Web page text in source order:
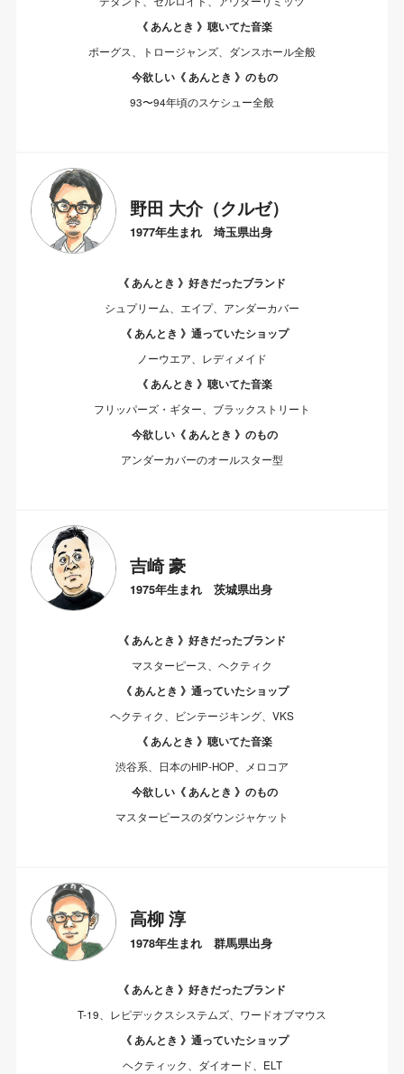
《 あんとき 》聴いてた音楽
ポーグス、トロージャンズ、ダンスホール全般
今欲しい《 あんとき 》のもの
93〜94年頃のスケシュー全般
野田 大介（クルゼ）
1977年生まれ 埼玉県出身
《 あんとき 》好きだったブランド
シュプリーム、エイプ、アンダーカバー
《 あんとき 》通っていたショップ
ノーウエア、レディメイド
《 あんとき 》聴いてた音楽
フリッパーズ・ギター、ブラックストリート
今欲しい《 あんとき 》のもの
アンダーカバーのオールスター型
吉崎 豪
1975年生まれ 茨城県出身
《 あんとき 》好きだったブランド
マスターピース、ヘクティク
《 あんとき 》通っていたショップ
ヘクティク、ビンテージキング、VKS
《 あんとき 》聴いてた音楽
渋谷系、日本のHIP-HOP、メロコア
今欲しい《 あんとき 》のもの
マスターピースのダウンジャケット
高柳 淳
1978年生まれ 群馬県出身
《 あんとき 》好きだったブランド
T-19、レピデックスシステムズ、ワードオブマウス
《 あんとき 》通っていたショップ
ヘクティック、ダイオード、ELT